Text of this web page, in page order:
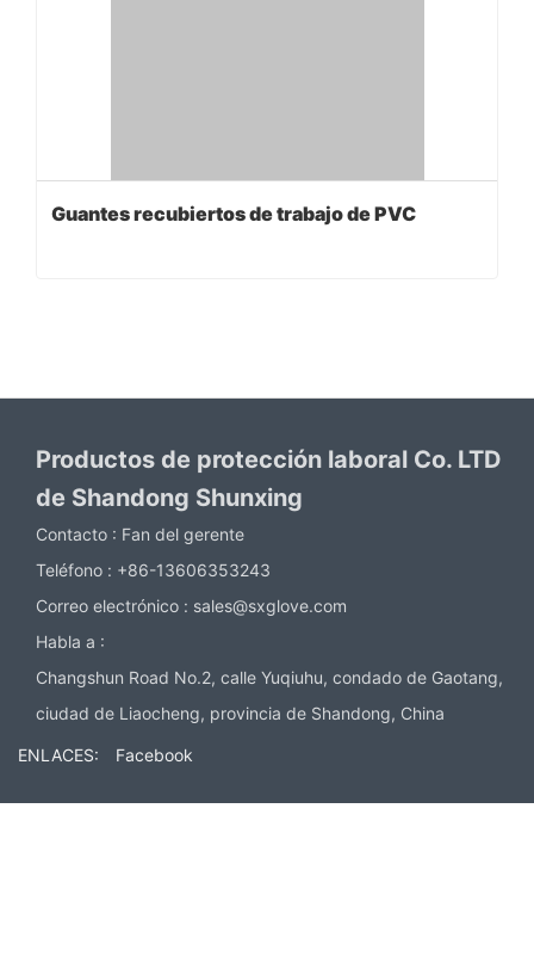
Guantes recubiertos de trabajo de PVC
Productos de protección laboral Co. LTD
de Shandong Shunxing
Contacto : Fan del gerente
Teléfono : +86-13606353243
Correo electrónico : sales@sxglove.com
Habla a :
Changshun Road No.2, calle Yuqiuhu, condado de Gaotang,
ciudad de Liaocheng, provincia de Shandong, China
ENLACES: Facebook